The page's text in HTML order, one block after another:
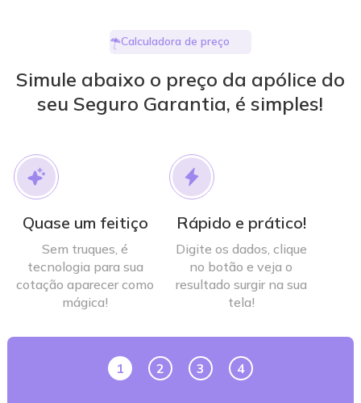
Calculadora de preço
Simule abaixo o preço da apólice do
seu Seguro Garantia, é simples!
Quase um feitiço
Sem truques, é
tecnologia para sua
cotação aparecer como
mágica!
Rápido e prático!
Digite os dados, clique
no botão e veja o
resultado surgir na sua
tela!
1 2 3 4